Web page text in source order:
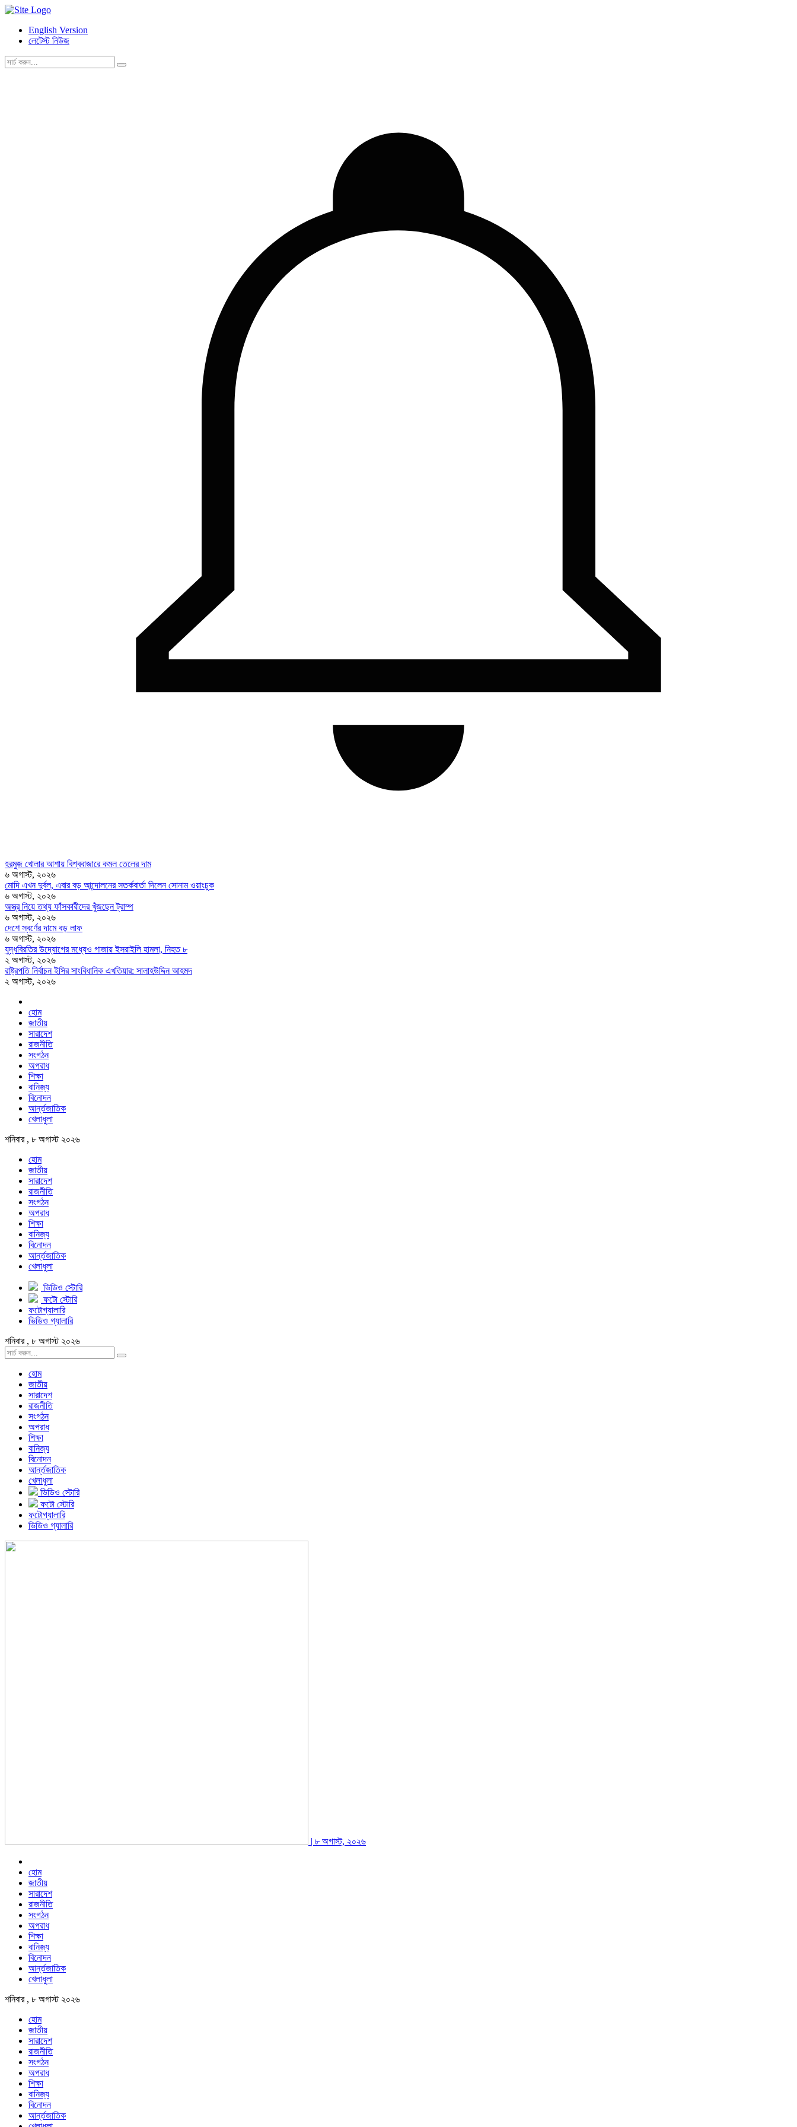
English Version
লেটেস্ট নিউজ
হরমুজ খোলার আশায় বিশ্ববাজারে কমল তেলের দাম
৬ অগাস্ট, ২০২৬
মোদি এখন দুর্বল, এবার বড় আন্দোলনের সতর্কবার্তা দিলেন সোনাম ওয়াংচুক
৬ অগাস্ট, ২০২৬
অস্ত্র নিয়ে তথ্য ফাঁসকারীদের খুঁজছেন ট্রাম্প
৬ অগাস্ট, ২০২৬
দেশে স্বর্ণের দামে বড় লাফ
৬ অগাস্ট, ২০২৬
যুদ্ধবিরতির উদ্যোগের মধ্যেও গাজায় ইসরাইলি হামলা, নিহত ৮
২ অগাস্ট, ২০২৬
রাষ্ট্রপতি নির্বাচন ইসির সাংবিধানিক এখতিয়ার: সালাহউদ্দিন আহমদ
২ অগাস্ট, ২০২৬
হোম
জাতীয়
সারাদেশ
রাজনীতি
সংগঠন
অপরাধ
শিক্ষা
বানিজ্য
বিনোদন
আর্ন্তজাতিক
খেলাধুলা
শনিবার , ৮ অগাস্ট ২০২৬
হোম
জাতীয়
সারাদেশ
রাজনীতি
সংগঠন
অপরাধ
শিক্ষা
বানিজ্য
বিনোদন
আর্ন্তজাতিক
খেলাধুলা
ভিডিও স্টোরি
ফটো স্টোরি
ফটোগ্যালারি
ভিডিও গ্যালারি
শনিবার , ৮ অগাস্ট ২০২৬
হোম
জাতীয়
সারাদেশ
রাজনীতি
সংগঠন
অপরাধ
শিক্ষা
বানিজ্য
বিনোদন
আর্ন্তজাতিক
খেলাধুলা
ভিডিও স্টোরি
ফটো স্টোরি
ফটোগ্যালারি
ভিডিও গ্যালারি
| ৮ অগাস্ট, ২০২৬
হোম
জাতীয়
সারাদেশ
রাজনীতি
সংগঠন
অপরাধ
শিক্ষা
বানিজ্য
বিনোদন
আর্ন্তজাতিক
খেলাধুলা
শনিবার , ৮ অগাস্ট ২০২৬
হোম
জাতীয়
সারাদেশ
রাজনীতি
সংগঠন
অপরাধ
শিক্ষা
বানিজ্য
বিনোদন
আর্ন্তজাতিক